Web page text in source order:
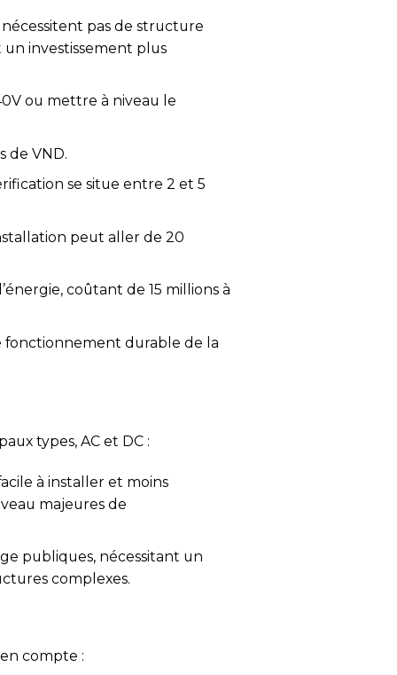
pas de structure
investissement plus
ou mettre à niveau le
de VND.
se situe entre 2 et 5
peut aller de 20
coûtant de 15 millions à
fonctionnement durable de la
types, AC et DC :
à installer et moins
majeures de
publiques, nécessitant un
complexes.
compte :